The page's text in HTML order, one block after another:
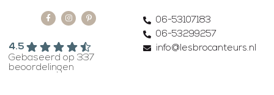
4.5
Gebaseerd op 337
beoordelingen
06-53107183
06-53299257
info@lesbrocanteurs.nl